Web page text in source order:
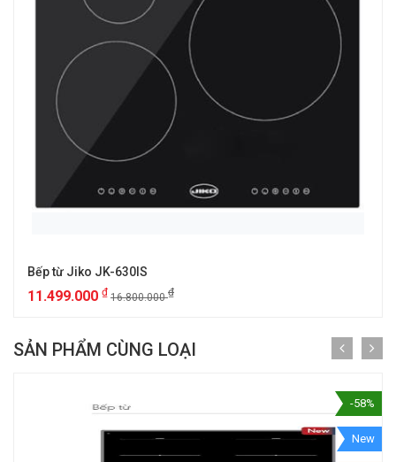
Bếp từ Jiko JK-630IS
11.499.000 ₫ 16.800.000₫
SẢN PHẨM CÙNG LOẠI
-58%
New